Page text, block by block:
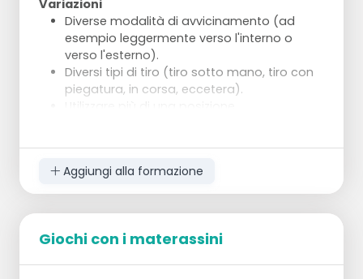
Variazioni
Diverse modalità di avvicinamento (ad
esempio leggermente verso l'interno o
verso l'esterno).
Diversi tipi di tiro (tiro sotto mano, tiro con
piegatura, in corsa, eccetera).
Aggiungi alla formazione
Giochi con i materassini